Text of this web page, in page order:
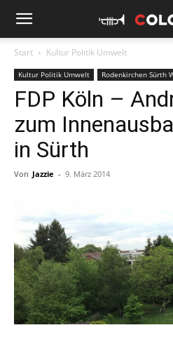
Start Kultur Politik Umwelt
Kultur Politik Umwelt Rodenkirchen Sürth
FDP Köln –
zum
in Sürth
Von Jazzie - 9. März 2014